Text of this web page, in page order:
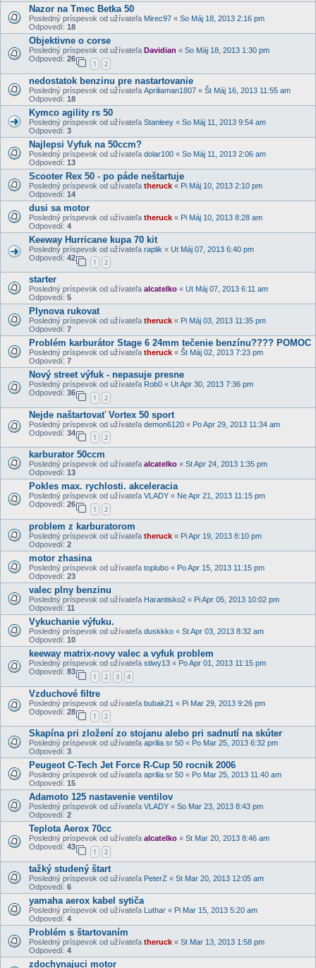
Nazor na Tmec Betka 50
Posledný príspevok od užívateľa Mirec97 « So Máj 18, 2013 2:16 pm
Odpovedí: 18
Objektivne o corse
Posledný príspevok od užívateľa Davidian « So Máj 18, 2013 1:30 pm
Odpovedí: 26
1 2
nedostatok benzinu pre nastartovanie
Posledný príspevok od užívateľa Apriliaman1807 « Št Máj 16, 2013 11:55 am
Odpovedí: 18
Kymco agility rs 50
Posledný príspevok od užívateľa Stanleey « So Máj 11, 2013 9:54 am
Odpovedí: 3
Najlepsi Vyfuk na 50ccm?
Posledný príspevok od užívateľa dolar100 « So Máj 11, 2013 2:06 am
Odpovedí: 13
Scooter Rex 50 - po páde neštartuje
Posledný príspevok od užívateľa theruck « Pi Máj 10, 2013 2:10 pm
Odpovedí: 14
dusi sa motor
Posledný príspevok od užívateľa theruck « Pi Máj 10, 2013 8:28 am
Odpovedí: 4
Keeway Hurricane kupa 70 kit
Posledný príspevok od užívateľa raplik « Ut Máj 07, 2013 6:40 pm
Odpovedí: 42
1 2
starter
Posledný príspevok od užívateľa alcatelko « Ut Máj 07, 2013 6:11 am
Odpovedí: 5
Plynova rukovat
Posledný príspevok od užívateľa theruck « Pi Máj 03, 2013 11:35 pm
Odpovedí: 7
Problém karburátor Stage 6 24mm tečenie benzínu???? POMOC
Posledný príspevok od užívateľa theruck « Št Máj 02, 2013 7:23 pm
Odpovedí: 7
Nový street výfuk - nepasuje presne
Posledný príspevok od užívateľa Rob0 « Ut Apr 30, 2013 7:36 pm
Odpovedí: 36
1 2
Nejde naštartovať Vortex 50 sport
Posledný príspevok od užívateľa demon6120 « Po Apr 29, 2013 11:34 am
Odpovedí: 34
1 2
karburator 50ccm
Posledný príspevok od užívateľa alcatelko « St Apr 24, 2013 1:35 pm
Odpovedí: 13
Pokles max. rychlosti. akceleracia
Posledný príspevok od užívateľa VLADY « Ne Apr 21, 2013 11:15 pm
Odpovedí: 26
1 2
problem z karburatorom
Posledný príspevok od užívateľa theruck « Pi Apr 19, 2013 8:10 pm
Odpovedí: 2
motor zhasina
Posledný príspevok od užívateľa toplubo « Po Apr 15, 2013 11:15 pm
Odpovedí: 23
valec plny benzinu
Posledný príspevok od užívateľa Harantisko2 « Pi Apr 05, 2013 10:02 pm
Odpovedí: 11
Vykuchanie výfuku.
Posledný príspevok od užívateľa duskkko « St Apr 03, 2013 8:32 am
Odpovedí: 10
keeway matrix-novy valec a vyfuk problem
Posledný príspevok od užívateľa stiwy13 « Po Apr 01, 2013 11:15 pm
Odpovedí: 83
1 2 3 4
Vzduchové filtre
Posledný príspevok od užívateľa bubak21 « Pi Mar 29, 2013 9:26 pm
Odpovedí: 28
1 2
Skapína pri zložení zo stojanu alebo pri sadnutí na skúter
Posledný príspevok od užívateľa aprilia sr 50 « Po Mar 25, 2013 6:32 pm
Odpovedí: 3
Peugeot C-Tech Jet Force R-Cup 50 rocnik 2006
Posledný príspevok od užívateľa aprilia sr 50 « Po Mar 25, 2013 11:40 am
Odpovedí: 15
Adamoto 125 nastavenie ventilov
Posledný príspevok od užívateľa VLADY « So Mar 23, 2013 8:43 pm
Odpovedí: 2
Teplota Aerox 70cc
Posledný príspevok od užívateľa alcatelko « St Mar 20, 2013 8:46 am
Odpovedí: 43
1 2
tažký studený štart
Posledný príspevok od užívateľa PeterZ « St Mar 20, 2013 12:05 am
Odpovedí: 6
yamaha aerox kabel sytiča
Posledný príspevok od užívateľa Luthar « Pi Mar 15, 2013 5:20 am
Odpovedí: 4
Problém s štartovaním
Posledný príspevok od užívateľa theruck « St Mar 13, 2013 1:58 pm
Odpovedí: 4
zdochynajuci motor